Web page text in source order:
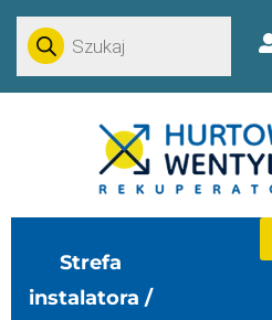
Strefa
instalatora /